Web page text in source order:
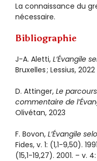
La connaissance du
nécessaire.
Bibliographie
J-A. Aletti, L’Évangile
Bruxelles ; Lessius, 2022
D. Attinger, Le
commentaire de
Olivétan, 2023
F. Bovon, L’Évangile
Fides, v. 1: (1,1-9,50).
(15,1-19,27). 2001. – v.